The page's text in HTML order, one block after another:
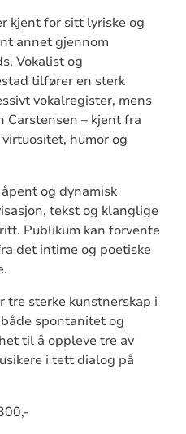
kjent for sitt lyriske og
annet gjennom
Vokalist og
tilfører en sterk
vokalregister, mens
– kjent fra
humor og
og dynamisk
tekst og klanglige
Publikum kan forvente
det intime og poetiske
tre sterke kunstnerskap i
spontanitet og
til å oppleve tre av
i tett dialog på